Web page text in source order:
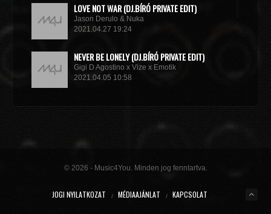
LOVE NOT WAR (DJ.BÍRÓ PRIVATE EDIT)
Jason Derulo & Nuka
2021.04.27 19:24
NEVER BE LONELY (DJ.BÍRÓ PRIVATE EDIT)
Gigi D Agostino x Vize x Emotik
2021.04.05 10:58
GET IN TROUBLE (SO WHAT) (DJ.BÍRÓ PRIVATE EDIT)
Willcox
KUNG FU (EXTENDED MIX)
© 2026 - Music4You. Minden jog fenntartva.
JOGI NYILATKOZAT MÉDIAAJÁNLAT KAPCSOLAT